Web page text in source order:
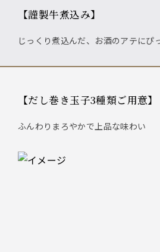
【謹製牛煮込み】
じっくり煮込んだ、お酒のアテにぴ
【だし巻き玉子3種類ご用意】
ふんわりまろやかで上品な味わい